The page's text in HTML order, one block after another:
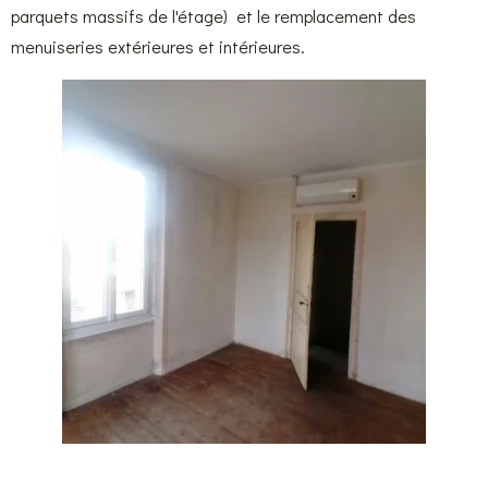
parquets massifs de l'étage) et le remplacement des
menuiseries extérieures et intérieures.